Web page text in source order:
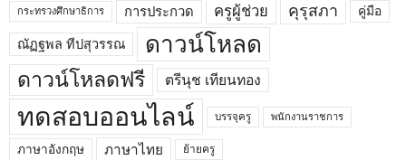
กระทรวงศึกษาธิการ การประกวด ครูผู้ช่วย คุรุสภา คู่มือ
ณัฏฐพล ทีปสุวรรณ ดาวน์โหลด
ดาวน์โหลดฟรี ตรีนุช เทียนทอง
ทดสอบออนไลน์ บรรจุครู พนักงานราชการ
ภาษาอังกฤษ ภาษาไทย ย้ายครู